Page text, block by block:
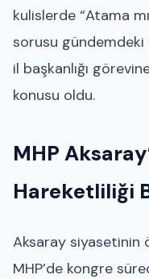
kulislerde “Atama
sorusu gündemdeki
il başkanlığı
konusu oldu.
MHP
Hareketliliği
Aksaray siyasetinin
MHP’de kongre